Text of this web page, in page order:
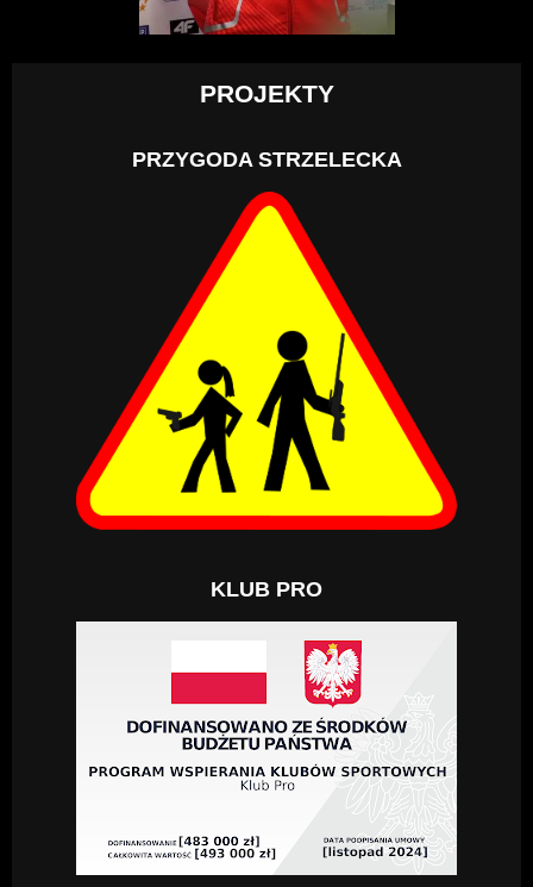
PROJEKTY
PRZYGODA STRZELECKA
KLUB PRO